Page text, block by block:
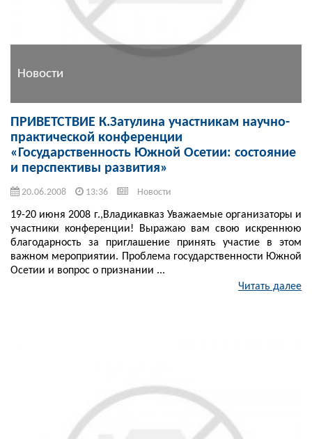
Новости
ПРИВЕТСТВИЕ К.Затулина участникам научно-
практической конференции
«Государственность Южной Осетии: состояние
и перспективы развития»
20.06.2008 13:36 Новости
19-20 июня 2008 г.,Владикавказ Уважаемые организаторы и
участники конференции! Выражаю вам свою искреннюю
благодарность за приглашение принять участие в этом
важном мероприятии. Проблема государственности Южной
Осетии и вопрос о признании ...
Читать далее